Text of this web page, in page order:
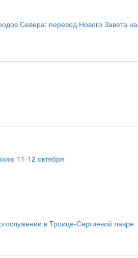
Севера: перевод Нового Завета на
11-12 октября
в Троице-Сергиевой лавре